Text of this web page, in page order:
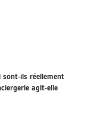
ils réellement
agit-elle